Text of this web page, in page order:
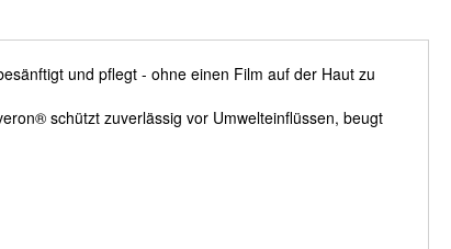
und pflegt - ohne einen Film auf der Haut zu
schützt zuverlässig vor Umwelteinflüssen, beugt